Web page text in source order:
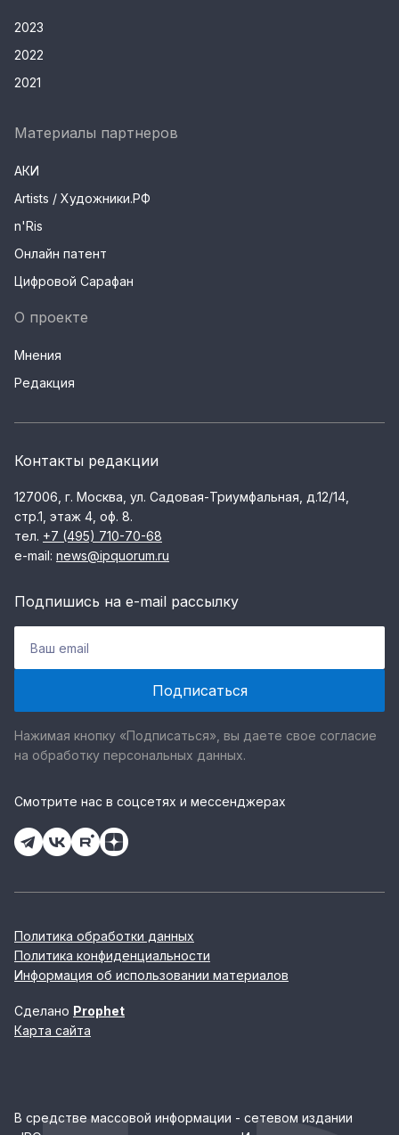
2023
2022
2021
Материалы партнеров
АКИ
Artists / Художники.РФ
n'Ris
Онлайн патент
Цифровой Сарафан
О проекте
Мнения
Редакция
Контакты редакции
127006, г. Москва, ул. Садовая-Триумфальная, д.12/14,
стр.1, этаж 4, оф. 8.
тел. +7 (495) 710-70-68
e-mail: news@ipquorum.ru
Подпишись на e-mail рассылку
Нажимая кнопку «Подписаться», вы даете свое согласие
на обработку персональных данных.
Смотрите нас в соцсетях и мессенджерах
Политика обработки данных
Политика конфиденциальности
Информация об использовании материалов
Сделано Prophet
Карта сайта
В средстве массовой информации - сетевом издании